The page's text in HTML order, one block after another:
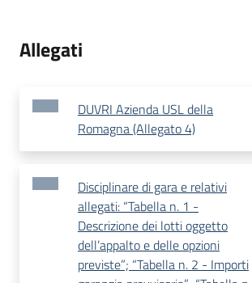
Allegati
DUVRI Azienda USL della
Romagna (Allegato 4)
Disciplinare di gara e relativi
allegati: “Tabella n. 1 -
Descrizione dei lotti oggetto
dell’appalto e delle opzioni
previste”; “Tabella n. 2 - Importi